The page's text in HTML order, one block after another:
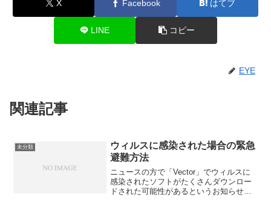
X Facebook はてブ
LINE コピー
EYE
関連記事
未分類
ウィルスに感染された場合の緊急
避難方法
ニュースの方で「Vector」でウィルスに
感染されたソフトがたくさんダウンロー
ドされた可能性があるというお知らせを